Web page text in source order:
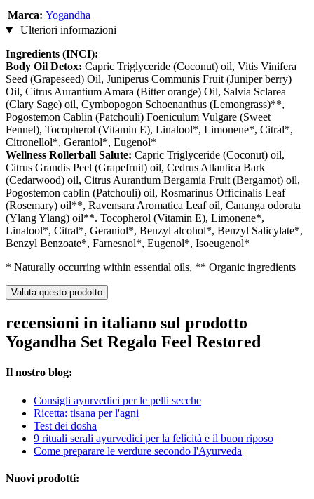
Marca: Yogandha
Ulteriori informazioni
Ingredients (INCI):
Body Oil Detox: Capric Triglyceride (Coconut) oil, Vitis Vinifera
Seed (Grapeseed) Oil, Juniperus Communis Fruit (Juniper berry)
Oil, Citrus Aurantium Amara (Bitter orange) Oil, Salvia Sclarea
(Clary Sage) oil, Cymbopogon Schoenanthus (Lemongrass)**,
Pogostemon Cablin (Patchouli) Foeniculum Vulgare (Sweet
Fennel), Tocopherol (Vitamin E), Linalool*, Limonene*, Citral*,
Citronellol*, Geraniol*, Eugenol*
Wellness Rollerball Salute: Capric Triglyceride (Coconut) oil,
Citrus Grandis Peel (Grapefruit) oil, Cedrus Atlantica Bark
(Cedarwood) oil, Citrus Aurantium Bergamia Fruit (Bergamot) oil,
Pogostemon cablin (Patchouli) oil, Rosmarinus Officinalis Leaf
(Rosemary) oil**, Ravensara Aromatica Leaf oil, Cananga odorata
(Ylang Ylang) oil**. Tocopherol (Vitamin E), Limonene*,
Linalool*, Citral*, Geraniol*, Benzyl alcohol*, Benzyl Salicylate*,
Benzyl Benzoate*, Farnesnol*, Eugenol*, Isoeugenol*
* Naturally occurring within essential oils, ** Organic ingredients
Valuta questo prodotto
recensioni in italiano sul prodotto
Yogandha Set Regalo Feel Restored
Il nostro blog:
Consigli ayurvedici per le pelli secche
Ricetta: tisana per l'agni
Test dei dosha
9 rituali serali ayurvedici per la felicità e il buon riposo
Come preparare le verdure secondo l'Ayurveda
Nuovi prodotti: